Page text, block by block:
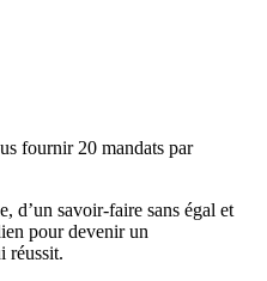
fournir 20 mandats par
d’un savoir-faire sans égal et
pour devenir un
réussit.